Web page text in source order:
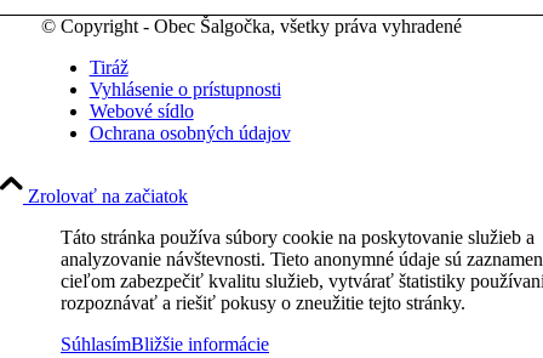
© Copyright - Obec Šalgočka, všetky práva vyhradené
Tiráž
Vyhlásenie o prístupnosti
Webové sídlo
Ochrana osobných údajov
Zrolovať na začiatok
Táto stránka používa súbory cookie na poskytovanie služieb a
analyzovanie návštevnosti. Tieto anonymné údaje sú
cieľom zabezpečiť kvalitu služieb, vytvárať štatistiky
rozpoznávať a riešiť pokusy o zneužitie tejto stránky.
SúhlasímBližšie informácie